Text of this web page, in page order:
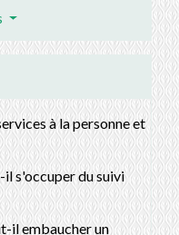
à la personne et
s'occuper du suivi
il embaucher un